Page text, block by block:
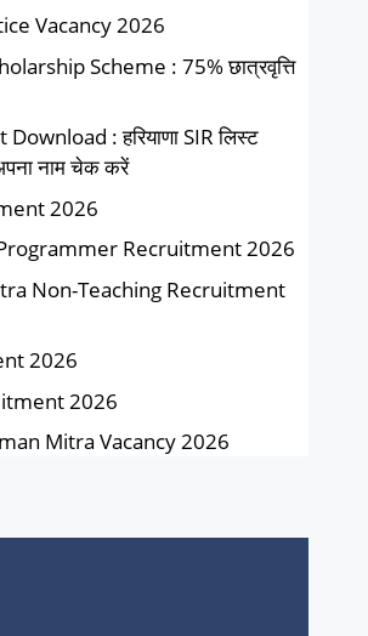
Vacancy 2026
Scheme : 75% छात्रवृत्ति
: हरियाणा SIR लिस्ट
नाम चेक करें
2026
Recruitment 2026
Non-Teaching Recruitment
2026
2026
Mitra Vacancy 2026